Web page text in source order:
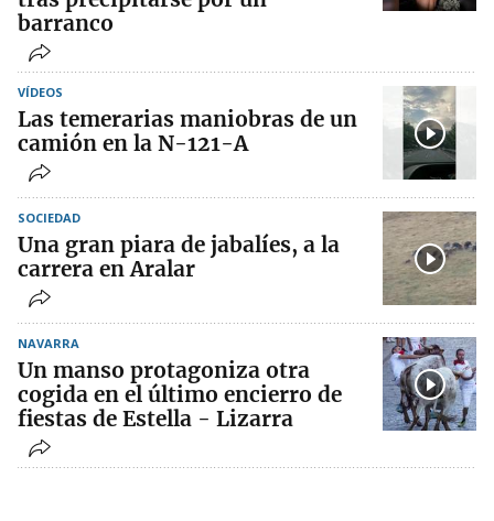
barranco
VÍDEOS
Las temerarias maniobras de un
camión en la N-121-A
SOCIEDAD
Una gran piara de jabalíes, a la
carrera en Aralar
NAVARRA
Un manso protagoniza otra
cogida en el último encierro de
fiestas de Estella - Lizarra